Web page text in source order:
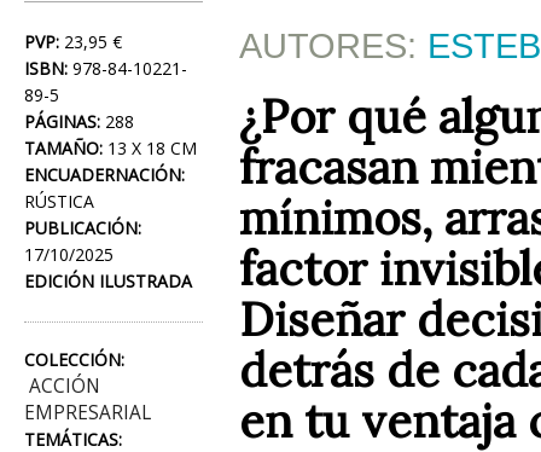
PVP: 23,95 €
ISBN: 978-84-10221-
89-5
PÁGINAS: 288
TAMAÑO: 13 X 18 CM
ENCUADERNACIÓN:
RÚSTICA
PUBLICACIÓN:
17/10/2025
EDICIÓN ILUSTRADA
COLECCIÓN:
ACCIÓN
EMPRESARIAL
TEMÁTICAS:
AUTORES:
¿Por qué
fracasan
mínimos,
factor
Diseñar
detrás de
en tu ventaja